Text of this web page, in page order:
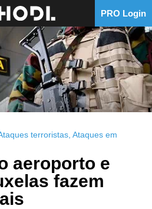
PRO Login
terroristas Ataques em
aeroporto e
fazem